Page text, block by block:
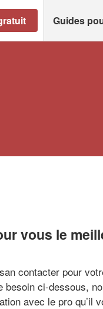
Guides
vous le
contacter pour
besoin ci-dessous,
avec le pro qu’il